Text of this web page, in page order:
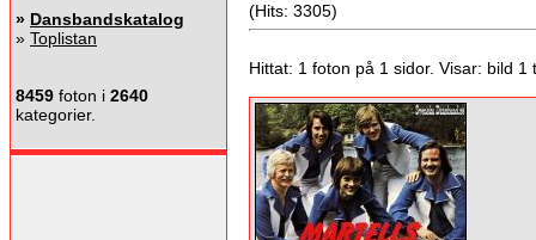
» Dansbandskatalog
» Toplistan
8459 foton i 2640
kategorier.
(Hits: 3305)
Hittat: 1 foton på 1 sidor. Visar: bild 1